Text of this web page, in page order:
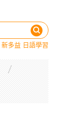
新多益 日語學習